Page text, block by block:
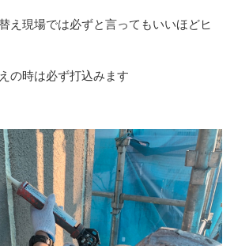
え現場では必ずと言ってもいいほどヒ
の時は必ず打込みます